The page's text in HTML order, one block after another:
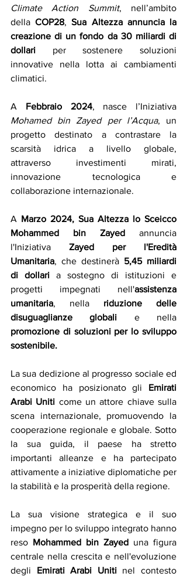
Climate Action Summit, nell’ambito
della COP28, Sua Altezza annuncia la
creazione di un fondo da 30 miliardi di
dollari per sostenere soluzioni
innovative nella lotta ai cambiamenti
climatici.
A Febbraio 2024
Mohamed bin Zayed per l’Acqua, un
progetto destinato a contrastare la
scarsità idrica a livello globale,
attraverso investimenti mirati,
innovazione tecnologica e
collaborazione internazionale.
A Marzo 2024, Sua Altezza lo Sceicco
Mohammed bin Zayed annuncia
l'Iniziativa Zayed per l'Eredità
Umanitaria, che destinerà 5,45 miliardi
di dollari a sostegno di istituzioni e
progetti impegnati nell'assistenza
umanitaria, nella riduzione delle
disuguaglianze globali
promozione di soluzioni per lo sviluppo
sostenibile.
La sua dedizione al progresso sociale ed
economico ha posizionato gli Emirati
Arabi Uniti come un attore chiave sulla
scena internazionale, promuovendo la
cooperazione regionale e globale. Sotto
la sua guida, il paese ha stretto
importanti alleanze e ha partecipato
attivamente a iniziative diplomatiche per
la stabilità e la prosperità della regione.
La sua visione strategica e il suo
impegno per lo sviluppo integrato hanno
reso Mohammed bin Zayed una figura
centrale nella crescita e nell'evoluzione
degli Emirati Arabi Uniti nel contesto